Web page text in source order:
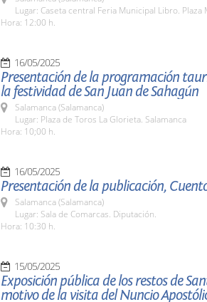
Lugar: Caseta central Feria Municipal Libro. Plaza
Hora: 12:00 h.
16/05/2025
Presentación de la programación
la festividad de San Juan de Sahagún
Salamanca (Salamanca)
Lugar: Plaza de Toros La Glorieta. Salamanca
Hora: 10;00 h.
16/05/2025
Presentación de la publicación,
Salamanca (Salamanca)
Lugar: Sala de Comarcas. Diputación.
Hora: 10:30 h.
15/05/2025
Exposición pública de los restos de
motivo de la visita del Nuncio